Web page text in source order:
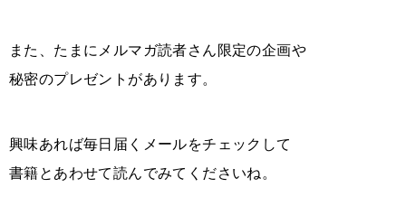
また、たまにメルマガ読者さん限定の企画や
秘密のプレゼントがあります。
興味あれば毎日届くメールをチェックして
書籍とあわせて読んでみてくださいね。